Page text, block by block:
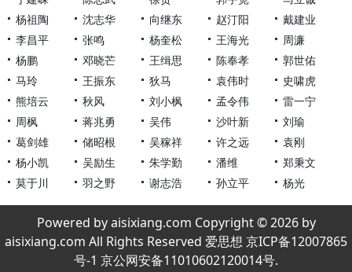
杨祖陶
沈志华 向继东 赵汀阳
戴建业
李昌平
张鸣 杨奎松 王海光
周濂
杨鹏
邓晓芒 王缉思 陈奉孝
郭世佑
马玲
王振东 狄马 袁伟时
史啸虎
熊培云
秋风 刘小枫 孟令伟
雷一宁
周枫
蒋兆勇 吴伟 沙叶新
刘瑜
葛剑雄
储昭根 吴稼祥 许之远
袁刚
杨小凯
吴励生 朱学勤 潘维
郑秉文
莫于川
羽之野 谢志浩 孙立平 杨光
Powered by aisixiang.com Copyright © 2026 by
aisixiang.com All Rights Reserved 爱思想 京ICP备12007865
号-1 京公网安备11010602120014号.